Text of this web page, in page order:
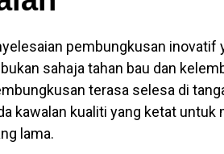
pembungkusan
sahaja tahan bau dan
terasa selesa di
kawalan kualiti yang ketat
lama.